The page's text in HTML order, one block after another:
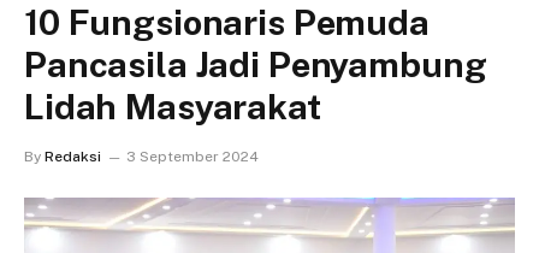
10 Fungsionaris Pemuda
Pancasila Jadi Penyambung
Lidah Masyarakat
By Redaksi 3 September 2024